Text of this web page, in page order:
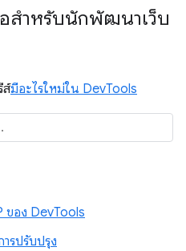
อสำหรับนักพัฒนาเว็บ
ส์มีอะไรใหม่ใน DevTools
ของ DevTools
รปรับปรุง